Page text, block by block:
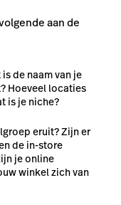
aan de
de naam van je
Hoeveel locaties
is je niche?
eruit? Zijn er
de in-store
je online
winkel zich van